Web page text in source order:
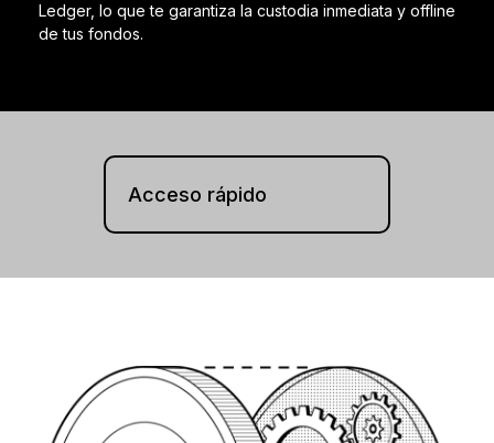
Ver todas
Comparar signers Ledger
Ledger, lo que te garantiza la custodia inmediata y offline
de tus fondos.
Acceso rápido